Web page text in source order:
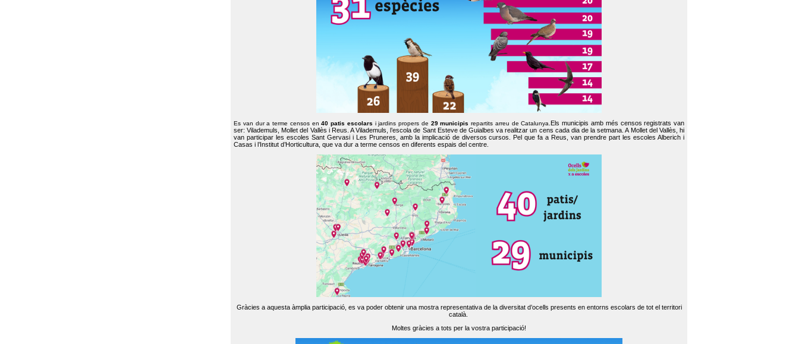
Es van dur a terme censos en40 patis escolars i jardins propers de 29 municipis repartits arreu de Catalunya. Els municipis amb més censos registrats van
ser: Vilademuls, Mollet del Vallès i Reus. A Vilademuls, l’escola de Sant Esteve de Guialbes va realitzar un cens cada dia de la setmana. A Mollet del Vallès, hi
van participar les escoles Sant Gervasi i Les Pruneres, amb la implicació de diversos cursos. Pel que fa a Reus, van prendre part les escoles Alberich i
Casas i l’Institut d’Horticultura, que va dur a terme censos en diferents espais del centre.
Gràcies a aquesta àmplia participació, es va poder obtenir una mostra representativa de la diversitat d’ocells presents en entorns escolars de tot el territori
català.
Moltes gràcies a tots per la vostra participació!